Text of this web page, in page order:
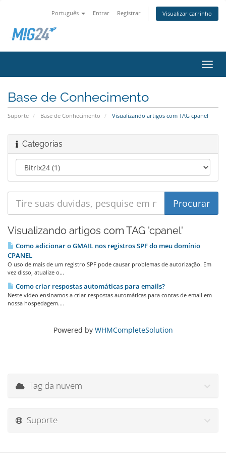
Português Entrar Registrar Visualizar carrinho
Base de Conhecimento
Suporte Base de Conhecimento Visualizando artigos com TAG cpanel
Categorias
Visualizando artigos com TAG 'cpanel'
Como adicionar o GMAIL nos registros SPF do meu domínio
CPANEL
O uso de mais de um registro SPF pode causar problemas de autorização. Em
vez disso, atualize o...
Como criar respostas automáticas para emails?
Neste vídeo ensinamos a criar respostas automáticas para contas de email em
nossa hospedagem....
Powered by WHMCompleteSolution
Tag da nuvem
Suporte